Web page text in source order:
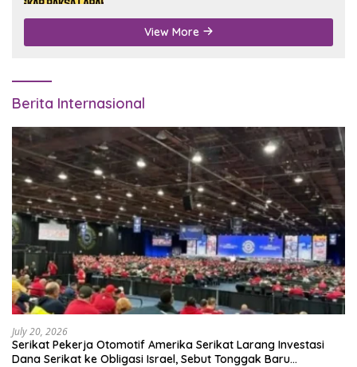
View More
Berita Internasional
July 20, 2026
Serikat Pekerja Otomotif Amerika Serikat Larang Investasi
Dana Serikat ke Obligasi Israel, Sebut Tonggak Baru